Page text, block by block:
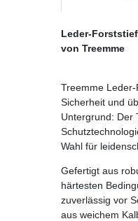
Leder-
von Treemme
Treemme
Sicherheit und
Untergrund: Der
Wahl für
Gefertigt aus
härtesten
zuverlässig vor
aus weichem